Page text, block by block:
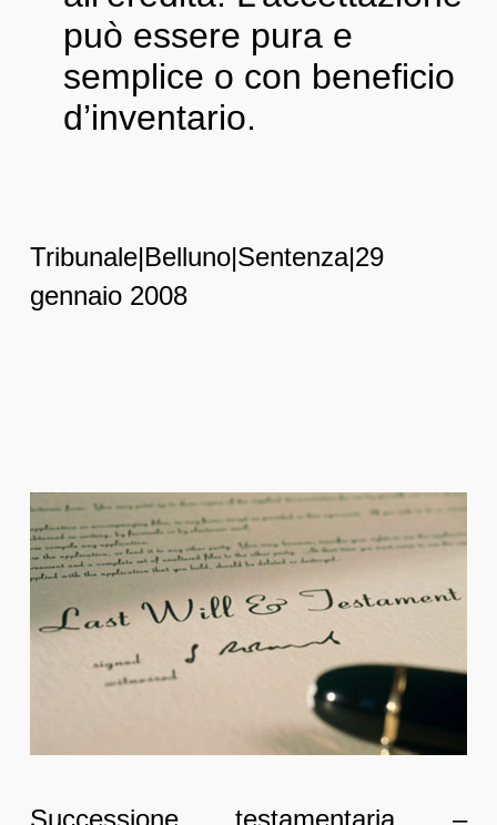
può essere pura e
semplice o con beneficio
d’inventario.
Tribunale|Belluno|Sentenza|29
gennaio 2008
Successione testamentaria –